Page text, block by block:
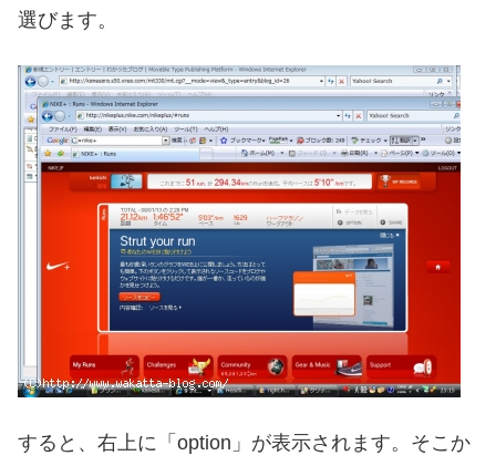
選びます。
すると、右上に「option」が表示されます。そこか